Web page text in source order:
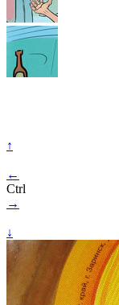
↑
←
Ctrl
→
↓